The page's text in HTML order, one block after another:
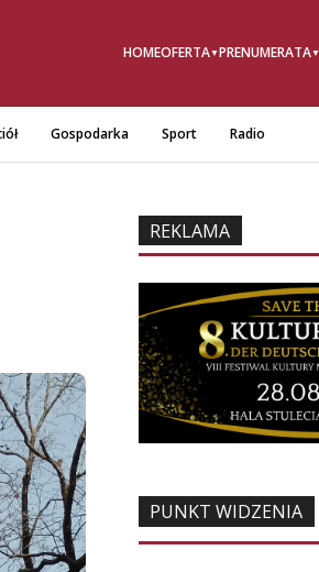
HOMEOFERTA PRENUMERATA
Gospodarka Sport Radio
REKLAMA
PUNKT WIDZENIA